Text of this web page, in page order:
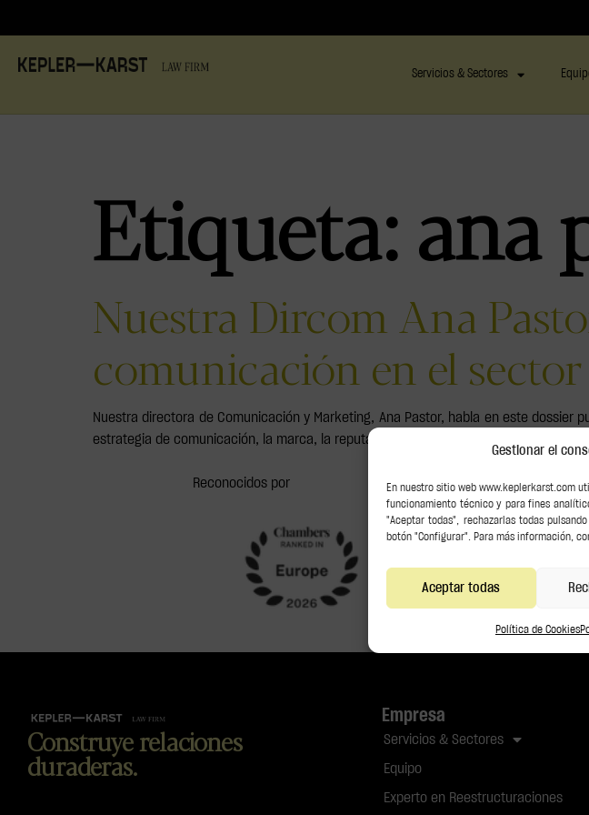
Gestionar el
En nuestro sitio web www.keplerkarst.com
funcionamiento técnico y para fines
"Aceptar todas", rechazarlas todas
botón "Configurar". Para más información,
Aceptar todas
Política de Cookies
Servicios & Sectores
Etiqueta:ana
Nuestra Dircom Ana
comunicación en el
Nuestra directora de Comunicación y Marketing, Ana Pastor, habla en este dossier
estrategia de comunicación, la marca, la reputación… La estrategia de
Reconocidos por
Construye relaciones
duraderas.
Empresa
Servicios & Sectores
Equipo
Experto en Reestructuraciones